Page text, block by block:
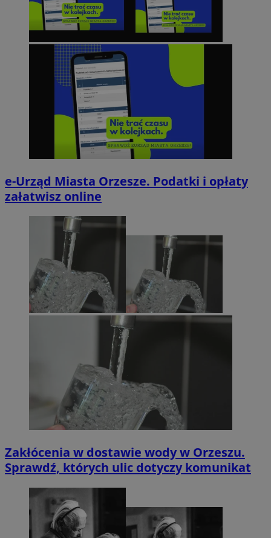
e-Urząd Miasta Orzesze. Podatki i opłaty
załatwisz online
Zakłócenia w dostawie wody w Orzeszu.
Sprawdź, których ulic dotyczy komunikat